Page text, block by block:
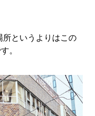
というよりはこの
。